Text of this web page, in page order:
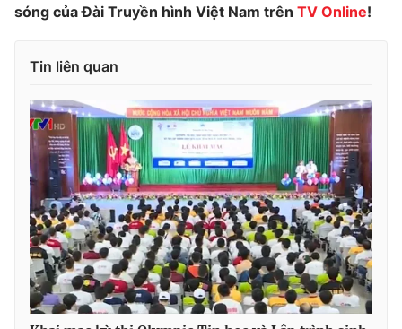
Tư vấn
Emagazine
Photo Infographic
Video Shorts video
VTV Money VTV Thể thao
VTV Sức khoẻ Bất động sản
sóng của Đài Truyền hình Việt Nam trên TV Online!
Tin liên quan